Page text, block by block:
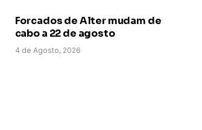
Forcados de Alter mudam de
cabo a 22 de agosto
4 de Agosto, 2026